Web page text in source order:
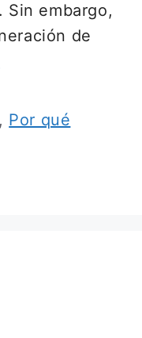
Sin embargo,
de
, Por qué